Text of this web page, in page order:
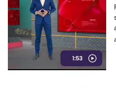
1:53